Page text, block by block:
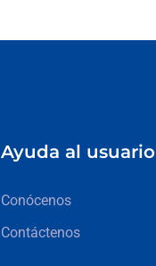
Ayuda al usuario
Conócenos
Contáctenos